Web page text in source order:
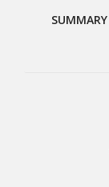
SUMMARY